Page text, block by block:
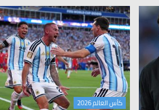
كأس العالم 2026